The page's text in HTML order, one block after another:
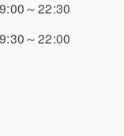
～22:30
～22:00